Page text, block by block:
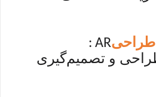
: AR
و تصمیم‌گیری